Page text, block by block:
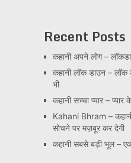
Recent Posts
कहानी अपने लोग –
कहानी लॉक डाउन – लॉक
भी
कहानी सच्चा प्यार –
Kahani Bhram –
सोचने पर मज़बूर कर देगी
कहानी सबसे बड़ी भूल – एक